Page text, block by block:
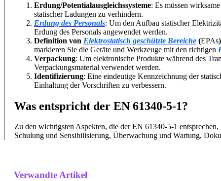
Erdung/Potentialausgleichssysteme: Es müssen
statischer Ladungen zu verhindern.
Erdung des Personals: Um den Aufbau statischer
Erdung des Personals angewendet werden.
Definition von Elektrostatisch geschützte Bereiche (EPAs)
markieren Sie die Geräte und Werkzeuge mit den richtigen
Verpackung: Um elektronische Produkte während des
Verpackungsmaterial verwendet werden.
Identifizierung: Eine eindeutige Kennzeichnung der
Einhaltung der Vorschriften zu verbessern.
Was entspricht der EN 61340-5-1?
Zu den wichtigsten Aspekten, die der EN 61340-5-1
Schulung und Sensibilisierung, Überwachung und Wartung,
Verwandte Artikel